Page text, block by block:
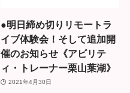
●明日締め切りリモートラ
イブ体験会！そして追加開
催のお知らせ《アビリテ
ィ・トレーナー栗山葉湖》
2021年4月30日